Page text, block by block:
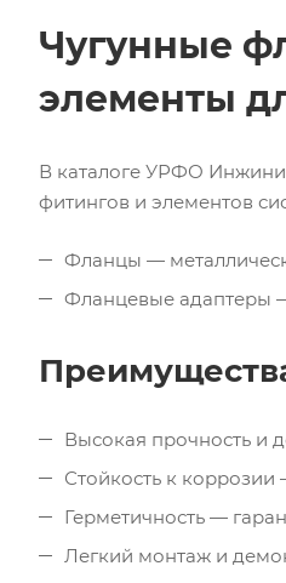
Чугунные
элементы
В каталоге УРФО
фитингов и элементов
Фланцы —
Фланцевые адаптеры
Высокая прочность и
Стойкость к
Герметичность —
Легкий монтаж и